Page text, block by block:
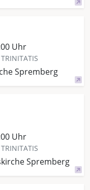
Uhr
Spremberg
Uhr
Spremberg